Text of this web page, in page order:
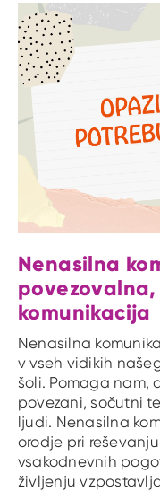
Nenasilna
komunikacija
Nenasilna
v vseh vidikih
šoli. Pomaga nam,
povezani, sočutni
ljudi. Nenasilna
orodje pri
vsakodnevnih
življenju